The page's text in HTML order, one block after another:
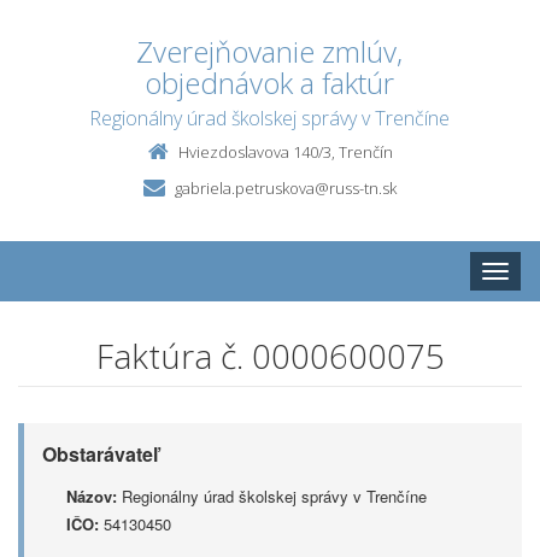
Zverejňovanie zmlúv,
objednávok a faktúr
Regionálny úrad školskej správy v Trenčíne
Hviezdoslavova 140/3, Trenčín
gabriela.petruskova@russ-tn.sk
Toggle
Faktúra č. 0000600075
Obstarávateľ
Názov: Regionálny úrad školskej správy v Trenčíne
IČO: 54130450